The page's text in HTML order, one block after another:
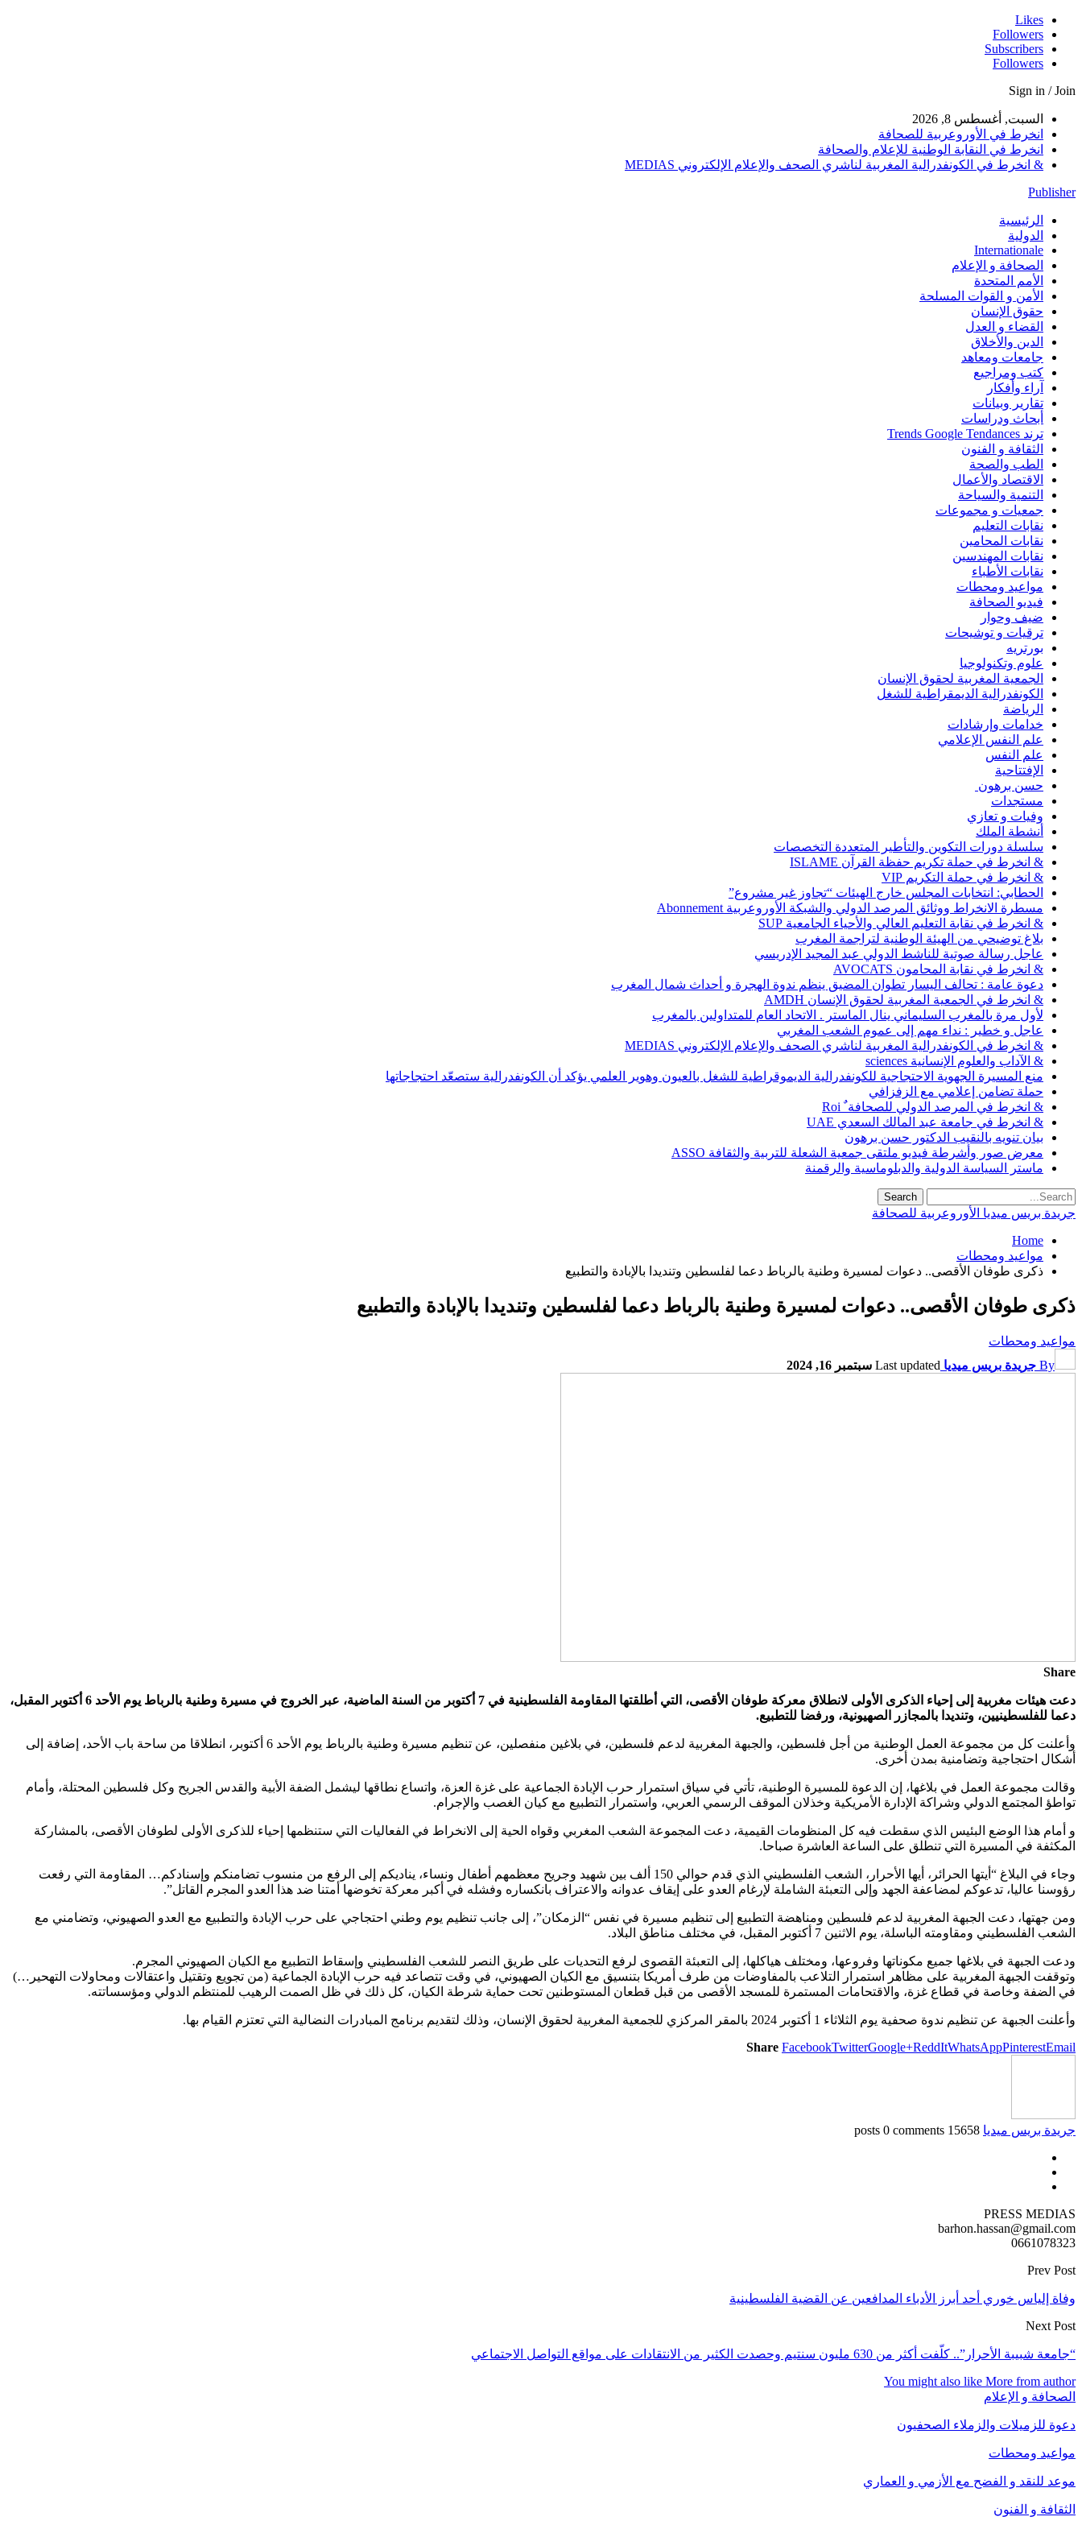
Likes
Followers
Subscribers
Followers
Sign in / Join
السبت, أغسطس 8, 2026
انخرط في الأوروعربية للصحافة
انخرط في النقابة الوطنية للإعلام والصحافة
& انخرط في الكونفدرالية المغربية لناشري الصحف والإعلام الإلكتروني MEDIAS
Publisher
الرئيسية
الدولية
Internationale
الصحافة و الإعلام
الأمم المتحدة
الأمن و القوات المسلحة
حقوق الإنسان
القضاء و العدل
الدين والأخلاق
جامعات ومعاهد
كتب ومراجيع
آراء وأفكار
تقارير وبيانات
أبحاث ودراسات
ترند Trends Google Tendances
الثقافة و الفنون
الطب والصحة
الاقتصاد والأعمال
التنمية والسياحة
جمعيات و مجموعات
نقابات التعليم
نقابات المحامين
نقابات المهندسين
نقابات الأطباء
مواعيد ومحطات
فيديو الصحافة
ضيف وحوار
ترقيات و توشيحات
بورتريه
علوم وتكنولوجيا
الجمعية المغربية لحقوق الإنسان
الكونفدرالية الديمقراطية للشغل
الرياضة
خدامات وإرشادات
علم النفس الإعلامي
علم النفس
الإفتتاحية
حسن برهون
مستجدات
وفيات و تعازي
أنشطة الملك
سلسلة دورات التكوين والتأطير المتعددة التخصصات
& انخرط في حملة تكريم حفظة القرآن ISLAME
& انخرط في حملة التكريم VIP
الحطابي: انتخابات المجلس خارج الهيئات “تجاوز غير مشروع”
مسطرة الانخراط ووثائق المرصد الدولي والشبكة الأوروعربية Abonnement
& انخرط في نقابة التعليم العالي والأحياء الجامعية SUP
بلاغ توضيحي من الهيئة الوطنية لتراجمة المغرب
عاجل رسالة صوتية للناشط الدولي عبد المجيد الإدريسي
& انخرط في نقابة المحامون AVOCATS
دعوة عامة : تحالف اليسار تطوان المضيق ينظم ندوة الهجرة و أحداث شمال المغرب
& انخرط في الجمعية المغربية لحقوق الإنسان AMDH
لأول مرة بالمغرب السليماني ينال الماستر . الاتحاد العام للمتداولين بالمغرب
عاجل و خطير : نداء مهم إلى عموم الشعب المغربي
& انخرط في الكونفدرالية المغربية لناشري الصحف والإعلام الإلكتروني MEDIAS
& الآداب والعلوم الإنسانية sciences
منع المسيرة الجهوية الاحتجاجية للكونفدرالية الديموقراطية للشغل بالعيون وهوير العلمي يؤكد أن الكونفدرالية ستصعّد احتجاجاتها
حملة تضامن إعلامي مع الزفزافي
& انخرط في المرصد الدولي للصحافة ٌ Roi
& انخرط في جامعة عبد المالك السعدي UAE
بيان تنويه بالنقيب الدكتور حسن برهون
معرض صور وأشرطة فيديو ملتقى جمعية الشعلة للتربية والثقافة ASSO
ماستر السياسة الدولية والدبلوماسية والرقمنة
جريدة بريس ميديا الأوروعربية للصحافة
Home
مواعيد ومحطات
ذكرى طوفان الأقصى.. دعوات لمسيرة وطنية بالرباط دعما لفلسطين وتنديدا بالإبادة والتطبيع
ذكرى طوفان الأقصى.. دعوات لمسيرة وطنية بالرباط دعما لفلسطين وتنديدا بالإبادة والتطبيع
مواعيد ومحطات
By جريدة بريس ميديا Last updated سبتمبر 16, 2024
Share
دعت هيئات مغربية إلى إحياء الذكرى الأولى لانطلاق معركة طوفان الأقصى، التي أطلقتها المقاومة الفلسطينية في 7 أكتوبر من السنة الماضية، عبر الخروج في مسيرة وطنية بالرباط يوم الأحد 6 أكتوبر المقبل،
دعما للفلسطينيين، وتنديدا بالمجازر الصهيونية، ورفضا للتطبيع.
وأعلنت كل من مجموعة العمل الوطنية من أجل فلسطين، والجبهة المغربية لدعم فلسطين، في بلاغين منفصلين، عن تنظيم مسيرة وطنية بالرباط يوم الأحد 6 أكتوبر، انطلاقا من ساحة باب الأحد، إضافة إلى
أشكال احتجاجية وتضامنية بمدن أخرى.
وقالت مجموعة العمل في بلاغها، إن الدعوة للمسيرة الوطنية، تأتي في سياق استمرار حرب الإبادة الجماعية على غزة العزة، واتساع نطاقها ليشمل الضفة الأبية والقدس الجريح وكل فلسطين المحتلة، وأمام
تواطؤ المجتمع الدولي وشراكة الإدارة الأمريكية وخذلان الموقف الرسمي العربي، واستمرار التطبيع مع كيان الغصب والإجرام.
و أمام هذا الوضع البئيس الذي سقطت فيه كل المنظومات القيمية، دعت المجموعة الشعب المغربي وقواه الحية إلى الانخراط في الفعاليات التي ستنظمها إحياء للذكرى الأولى لطوفان الأقصى، بالمشاركة
المكثفة في المسيرة التي تنطلق على الساعة العاشرة صباحا.
وجاء في البلاغ “أيتها الحرائر، أيها الأحرار، الشعب الفلسطيني الذي قدم حوالي 150 ألف بين شهيد وجريح معظمهم أطفال ونساء، يناديكم إلى الرفع من منسوب تضامنكم وإسنادكم… المقاومة التي رفعت
رؤوسنا عاليا، تدعوكم لمضاعفة الجهد وإلى التعبئة الشاملة لإرغام العدو على إيقاف عدوانه والاعتراف بانكساره وفشله في أكبر معركة تخوضها أمتنا ضد هذا العدو المجرم القاتل”.
ومن جهتها، دعت الجبهة المغربية لدعم فلسطين ومناهضة التطبيع إلى تنظيم مسيرة في نفس “الزمكان”، إلى جانب تنظيم يوم وطني احتجاجي على حرب الإبادة والتطبيع مع العدو الصهيوني، وتضامني مع
الشعب الفلسطيني ومقاومته الباسلة، يوم الاثنين 7 أكتوبر المقبل، في مختلف مناطق البلاد.
ودعت الجبهة في بلاغها جميع مكوناتها وفروعها، ومختلف هياكلها، إلى التعبئة القصوى لرفع التحديات على طريق النصر للشعب الفلسطيني وإسقاط التطبيع مع الكيان الصهيوني المجرم.
وتوقفت الجبهة المغربية على مظاهر استمرار التلاعب بالمفاوضات من طرف أمريكا بتنسيق مع الكيان الصهيوني، في وقت تتصاعد فيه حرب الإبادة الجماعية (من تجويع وتقتيل واعتقالات ومحاولات التهحير…)
في الضفة وخاصة في قطاع غزة، والاقتحامات المستمرة للمسجد الأقصى من قبل قطعان المستوطنين تحت حماية شرطة الكيان، كل ذلك في ظل الصمت الرهيب للمنتظم الدولي ومؤسساتته.
وأعلنت الجبهة عن تنظيم ندوة صحفية يوم الثلاثاء 1 أكتوبر 2024 بالمقر المركزي للجمعية المغربية لحقوق الإنسان، وذلك لتقديم برنامج المبادرات النضالية التي تعتزم القيام بها.
Share FacebookTwitterGoogle+ReddItWhatsAppPinterestEmail
جريدة بريس ميديا 15658 posts
0 comments
PRESS MEDIAS
barhon.hassan@gmail.com
0661078323
Prev Post
وفاة إلياس خوري أحد أبرز الأدباء المدافعين عن القضية الفلسطينية
Next Post
“جامعة شبيبة الأحرار”.. كلّفت أكثر من 630 مليون سنتيم وحصدت الكثير من الانتقادات على مواقع التواصل الاجتماعي
You might also like More from author
الصحافة و الإعلام
دعوة للزميلات والزملاء الصحفيون
مواعيد ومحطات
موعد للنقد و الفضح مع الأزمي و العماري
الثقافة و الفنون